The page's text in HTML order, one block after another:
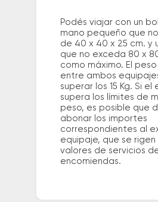
Podés viajar con un
mano pequeño que
de 40 x 40 x 25 cm. y
que no exceda 80 x
como máximo. El
entre ambos
superar los 15 Kg. Si el
supera los límites de
peso, es posible que
abonar los importes
correspondientes al
equipaje, que se rigen
valores de servicios
encomiendas.